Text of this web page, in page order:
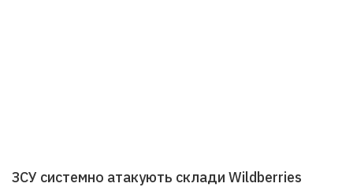
ЗСУ системно атакують склади Wildberries